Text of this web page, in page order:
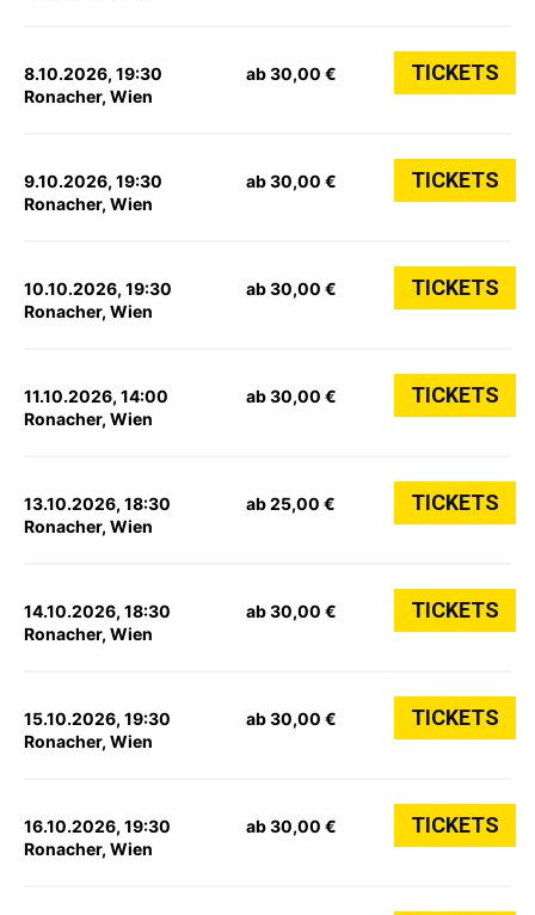
8.10.2026, 19:30
Ronacher, Wien
ab 30,00 € TICKETS
9.10.2026, 19:30
Ronacher, Wien
ab 30,00 € TICKETS
10.10.2026, 19:30
Ronacher, Wien
ab 30,00 € TICKETS
11.10.2026, 14:00
Ronacher, Wien
ab 30,00 € TICKETS
13.10.2026, 18:30
Ronacher, Wien
ab 25,00 € TICKETS
14.10.2026, 18:30
Ronacher, Wien
ab 30,00 € TICKETS
15.10.2026, 19:30
Ronacher, Wien
ab 30,00 € TICKETS
16.10.2026, 19:30
Ronacher, Wien
ab 30,00 € TICKETS